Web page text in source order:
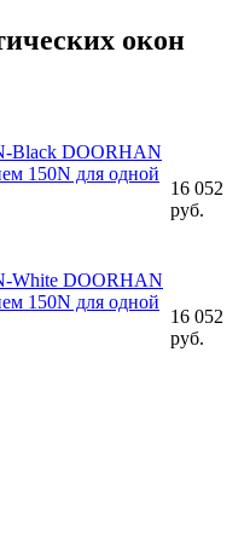
окон
Black DOORHAN
150N для одной
16 052
руб.
White DOORHAN
150N для одной
16 052
руб.